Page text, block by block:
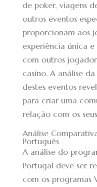
de poker, viagens
outros eventos
proporcionam aos
experiência única
com outros
casino. A análise
destes eventos
para criar uma
relação com os
Análise
Português
A análise do
Portugal deve ser
com os programas